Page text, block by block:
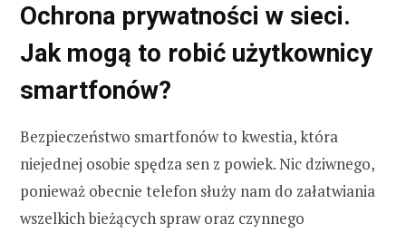
Ochrona prywatności w sieci.
Jak mogą to robić użytkownicy
smartfonów?
Bezpieczeństwo smartfonów to kwestia, która
niejednej osobie spędza sen z powiek. Nic dziwnego,
ponieważ obecnie telefon służy nam do załatwiania
wszelkich bieżących spraw oraz czynnego